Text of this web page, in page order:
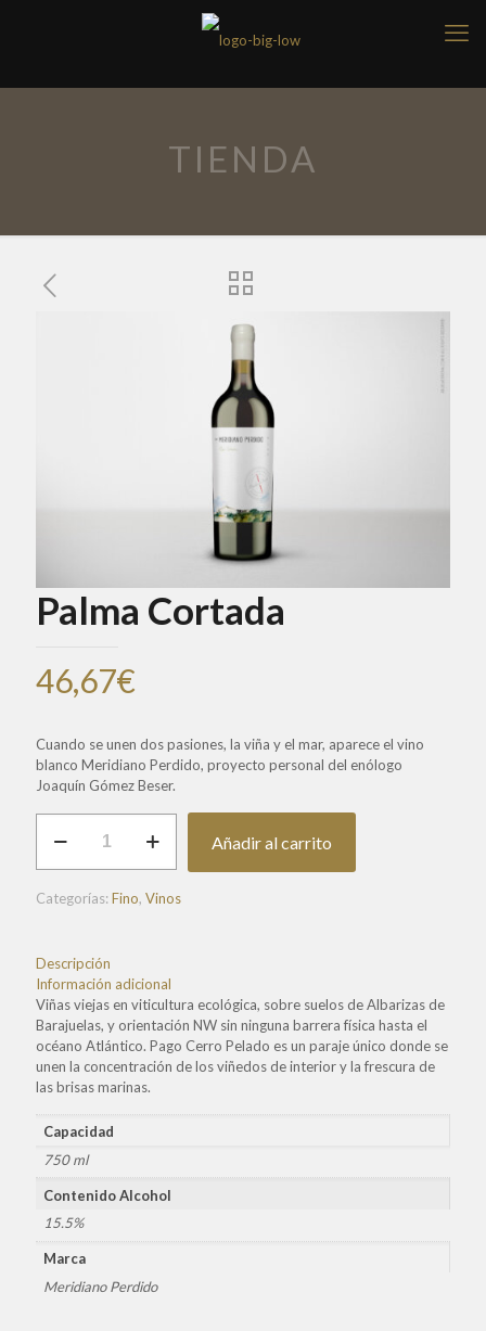
TIENDA
Palma Cortada
46,67€
Cuando se unen dos pasiones, la viña y el mar, aparece el vino
blanco Meridiano Perdido, proyecto personal del enólogo
Joaquín Gómez Beser.
Cortada
Añadir al carrito
Categorías: Fino, Vinos
Descripción
Información adicional
Viñas viejas en viticultura ecológica, sobre suelos de Albarizas de
Barajuelas, y orientación NW sin ninguna barrera física hasta el
océano Atlántico. Pago Cerro Pelado es un paraje único donde se
unen la concentración de los viñedos de interior y la frescura de
las brisas marinas.
Capacidad
750 ml
Contenido Alcohol
15.5%
Marca
Meridiano Perdido